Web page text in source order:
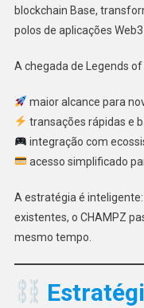
blockchain Base,
polos de aplicações
A chegada de Legends
maior alcance para
transações rápidas e
integração com
acesso simplificado
A estratégia é
existentes, o CHAMPZ
mesmo tempo.